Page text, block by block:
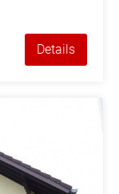
Details